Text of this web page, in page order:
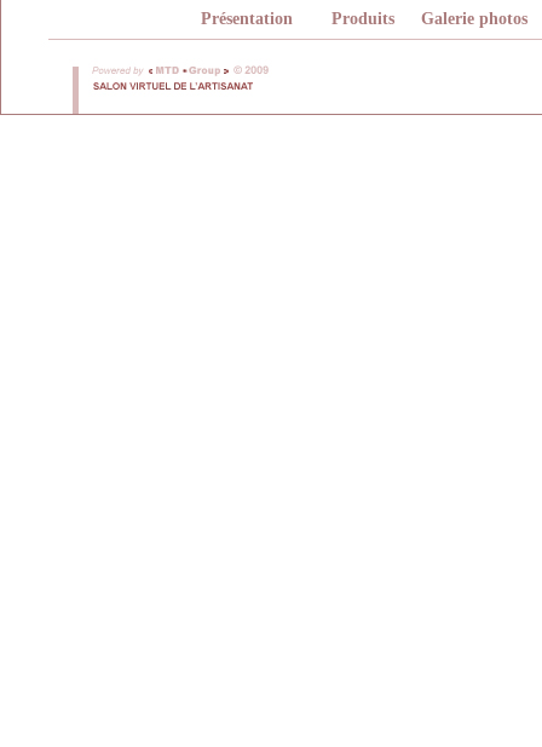
Présentation Produits Galerie photos